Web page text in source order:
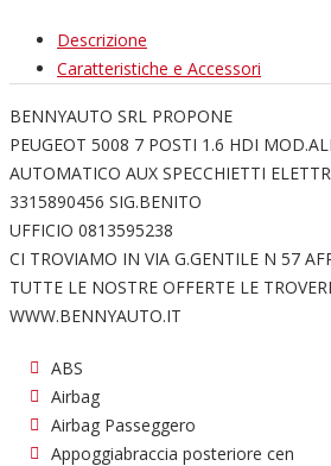
Descrizione
Caratteristiche e Accessori
BENNYAUTO SRL PROPONE
PEUGEOT 5008 7 POSTI 1.6 HDI
AUTOMATICO AUX SPECCHIETTI
3315890456 SIG.BENITO
UFFICIO 0813595238
CI TROVIAMO IN VIA G.GENTILE N 57
TUTTE LE NOSTRE OFFERTE LE
WWW.BENNYAUTO.IT
ABS
Airbag
Airbag Passeggero
Appoggiabraccia posteriore cen